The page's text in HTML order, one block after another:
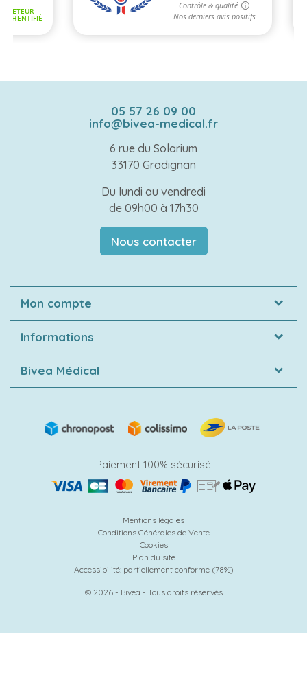
05 57 26 09 00
info@bivea-medical.fr
6 rue du Solarium
33170 Gradignan
Du lundi au vendredi
de 09h00 à 17h30
Nous contacter
Mon compte
Informations
Bivea Médical
Paiement 100% sécurisé
Mentions légales
Conditions Générales de Vente
Cookies
Plan du site
Accessibilité: partiellement conforme (78%)
© 2026 - Bivea - Tous droits réservés